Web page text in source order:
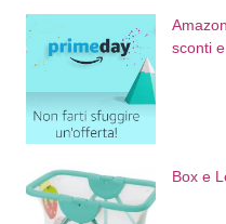
sconti
Box e